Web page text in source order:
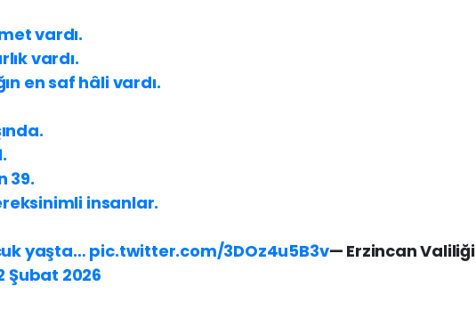
vardı.
vardı.
en saf hâli vardı.
39.
insanlar.
yaşta…pic.twitter.com/3DOz4u5B3v— Erzincan Valiliği
Şubat 2026